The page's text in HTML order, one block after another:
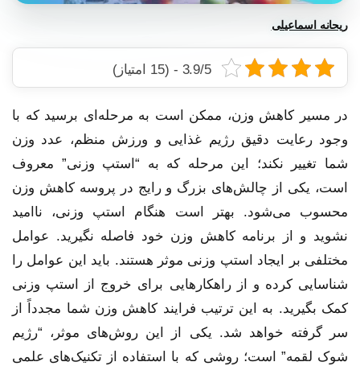
ریحانه اسماعیلی
انواع رژیم رژیم شوک محتوای آموزشی مقالات
نکات
23 مرداد, 1403
3.9/5 - (15 امتیاز)
در مسیر کاهش وزن، ممکن است به مرحله‌ای برسید که با
وجود رعایت دقیق رژیم غذایی و ورزش منظم، عدد وزن
شما تغییر نکند؛ این مرحله که به “استپ وزنی” معروف
است، یکی از چالش‌های بزرگ و رایج در پروسه کاهش وزن
محسوب می‌شود. بهتر است هنگام استپ وزنی، ناامید
نشوید و از برنامه کاهش وزن خود فاصله نگیرید. عوامل
مختلفی بر ایجاد استپ وزنی موثر هستند. باید این عوامل را
شناسایی کرده و از راهکارهایی برای خروج از استپ وزنی
کمک بگیرید. به این ترتیب فرایند کاهش وزن شما مجدداً از
سر گرفته خواهد شد. یکی از این روش‌های موثر، “رژیم
شوک لقمه” است؛ روشی که با استفاده از تکنیک‌های علمی